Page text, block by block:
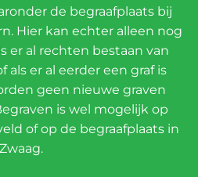
de begraafplaats bij
Hier kan echter alleen nog
er al rechten bestaan van
als er al eerder een graf is
geen nieuwe graven
is wel mogelijk op
of op de begraafplaats in
Zwaag.